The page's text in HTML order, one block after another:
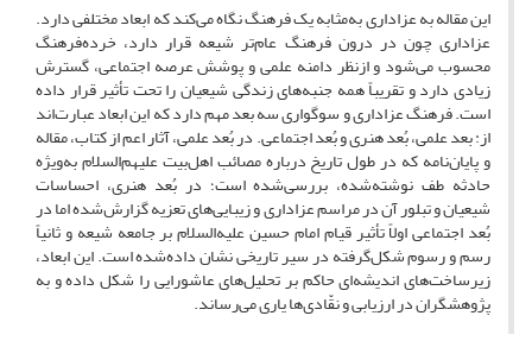
این مقاله به عزاداری به‌مثابه یک فرهنگ نگاه می‌کند که ابعاد مختلفی دارد.
عزاداری چون در درون فرهنگ عام‌تر شیعه قرار دارد، خرده‌فرهنگ
محسوب می‌شود و ازنظر دامنه علمی و پوشش عرصه اجتماعی، گسترش
زیادی دارد و تقریباً همه جنبه‌های زندگی شیعیان را تحت تأثیر قرار داده
است. فرهنگ عزاداری و سوگواری سه بعد مهم دارد که این ابعاد عبارت‌اند
از: بعد علمی، بُعد هنری و بُعد اجتماعی. در بُعد علمی، آثار اعم از کتاب، مقاله
و پایان‌نامه که در طول تاریخ درباره مصائب اهل‌بیت علیهم‌السلام به‌ویژه
حادثه طف نوشته‌شده، بررسی‌شده است؛ در بُعد هنری، احساسات
شیعیان و تبلور آن در مراسم عزاداری و زیبایی‌های تعزیه گزارش‌شده اما در
بُعد اجتماعی اولاً تأثیر قیام امام حسین علیه‌السلام بر جامعه شیعه و ثانیاً
رسم و رسوم شکل‌گرفته در سیر تاریخی نشان داده‌شده است. این ابعاد،
زیرساخت‌های اندیشه‌ای حاکم بر تحلیل‌های عاشورایی را شکل داده و به
پژوهشگران در ارزیابی و نقّادی‌ها یاری می‌رساند.